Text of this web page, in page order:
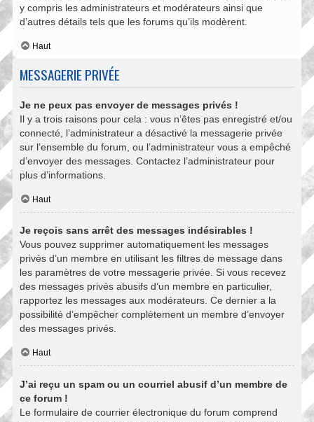
y compris les administrateurs et modérateurs ainsi que
d’autres détails tels que les forums qu’ils modèrent.
Haut
MESSAGERIE PRIVÉE
Je ne peux pas envoyer de messages privés !
Il y a trois raisons pour cela : vous n’êtes pas enregistré et/ou
connecté, l’administrateur a désactivé la messagerie privée
sur l’ensemble du forum, ou l’administrateur vous a empêché
d’envoyer des messages. Contactez l’administrateur pour
plus d’informations.
Haut
Je reçois sans arrêt des messages indésirables !
Vous pouvez supprimer automatiquement les messages
privés d’un membre en utilisant les filtres de message dans
les paramètres de votre messagerie privée. Si vous recevez
des messages privés abusifs d’un membre en particulier,
rapportez les messages aux modérateurs. Ce dernier a la
possibilité d’empêcher complètement un membre d’envoyer
des messages privés.
Haut
J’ai reçu un spam ou un courriel abusif d’un membre de
ce forum !
Le formulaire de courrier électronique du forum comprend